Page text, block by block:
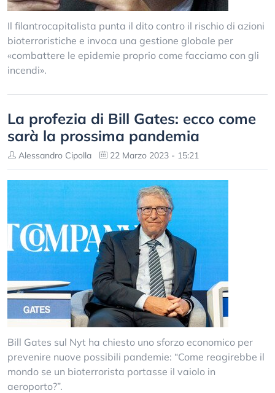
Il filantrocapitalista punta il dito contro il rischio di azioni
bioterroristiche e invoca una gestione globale per
«combattere le epidemie proprio come facciamo con gli
incendi».
La profezia di Bill Gates: ecco come
sarà la prossima pandemia
Alessandro Cipolla 22 Marzo 2023 - 15:21
Bill Gates sul Nyt ha chiesto uno sforzo economico per
prevenire nuove possibili pandemie: “Come reagirebbe il
mondo se un bioterrorista portasse il vaiolo in
aeroporto?”.